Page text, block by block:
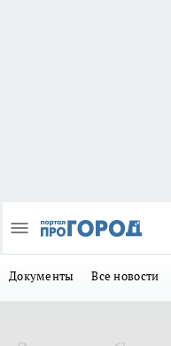
Документы Все новости